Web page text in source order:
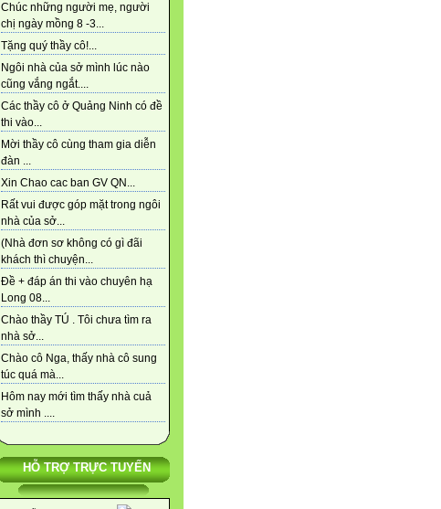
Chúc những người mẹ, người
chị ngày mồng 8 -3...
Tặng quý thầy cô!...
Ngôi nhà của sở mình lúc nào
cũng vắng ngắt....
Các thầy cô ở Quảng Ninh có đề
thi vào...
Mời thầy cô cùng tham gia diễn
đàn ...
Xin Chao cac ban GV QN...
Rất vui được góp mặt trong ngôi
nhà của sở...
(Nhà đơn sơ không có gì đãi
khách thì chuyện...
Đề + đáp án thi vào chuyên hạ
Long 08...
Chào thầy TÚ . Tôi chưa tìm ra
nhà sở...
Chào cô Nga, thấy nhà cô sung
túc quá mà...
Hôm nay mới tìm thấy nhà cuả
sở mình ....
HỖ TRỢ TRỰC TUYẾN